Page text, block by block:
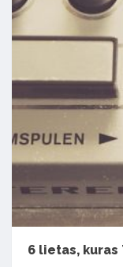
6 lietas,